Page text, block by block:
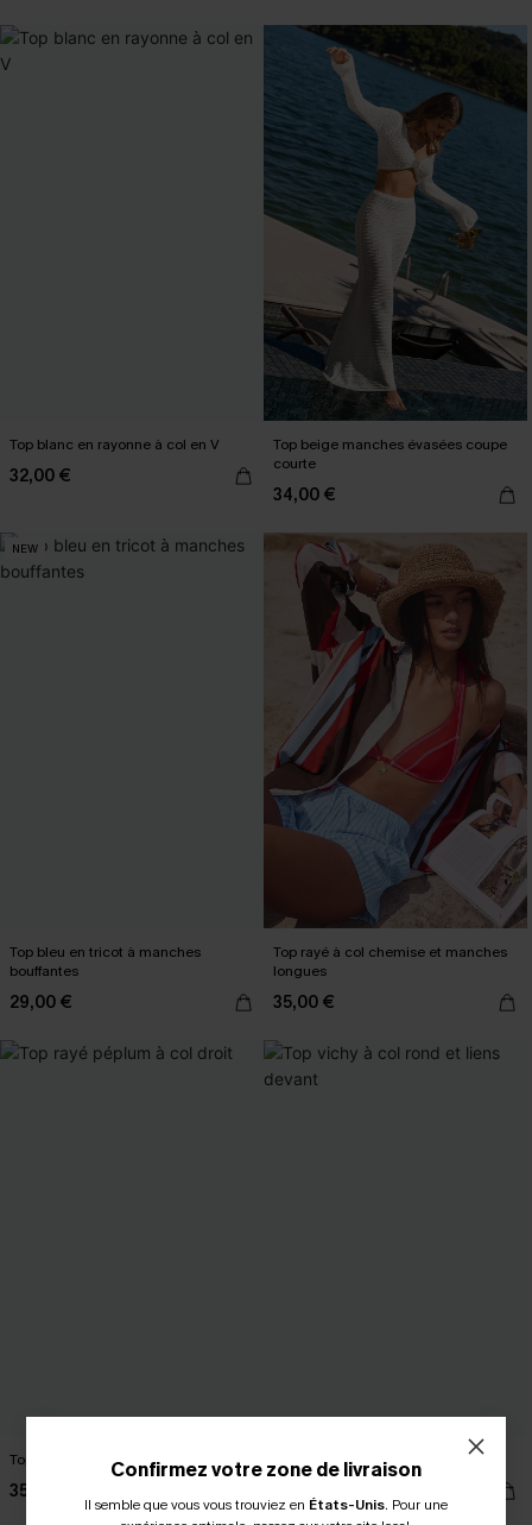
Top blanc en rayonne à col en V
32,00 €
Top beige manches évasées coupe
courte
34,00 €
NEW
Top bleu en tricot à manches
bouffantes
29,00 €
Top rayé à col chemise et manches
longues
35,00 €
Top rayé péplum à col droit
35,00 €
Top vichy à col rond et liens devant
Confirmez votre zone de livraison
Il semble que vous vous trouviez en États-Unis. Pour une